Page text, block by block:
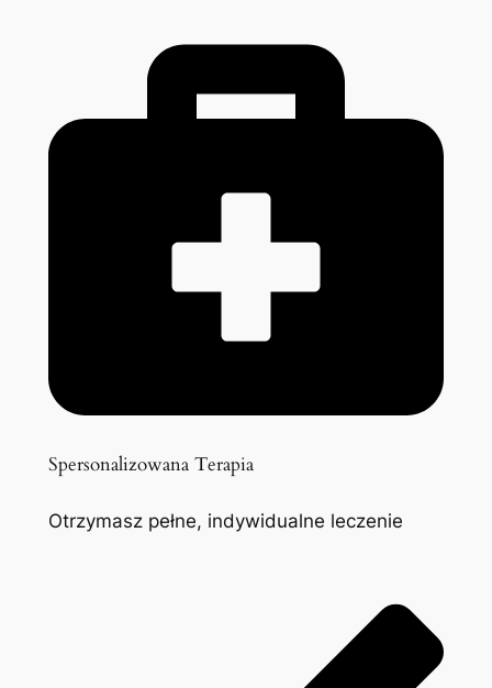
Spersonalizowana Terapia
Otrzymasz pełne, indywidualne leczenie